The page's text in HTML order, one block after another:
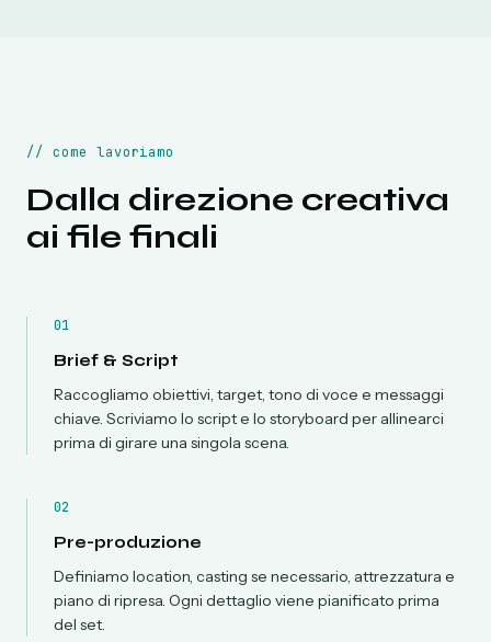
// come lavoriamo
Dalla direzione creativa
ai file finali
01
Brief & Script
Raccogliamo obiettivi, target, tono di voce e messaggi
chiave. Scriviamo lo script e lo storyboard per allinearci
prima di girare una singola scena.
02
Pre-produzione
Definiamo location, casting se necessario, attrezzatura e
piano di ripresa. Ogni dettaglio viene pianificato prima
del set.